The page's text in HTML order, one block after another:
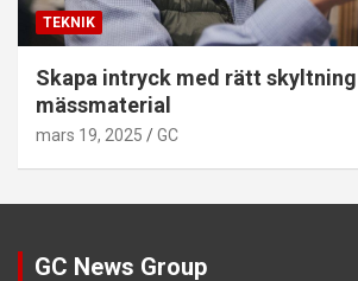
TEKNIK
Skapa intryck med rätt
mässmaterial
mars 19, 2025 GC
GC News Group